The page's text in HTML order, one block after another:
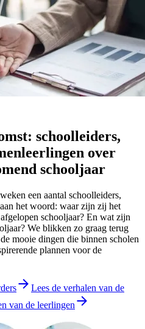
schoolleiders,
over
schooljaar
een aantal schoolleiders,
het woord: waar zijn zij het
schooljaar? En wat zijn
We blikken zo graag terug
mooie dingen die binnen scholen
plannen voor de
Lees de verhalen van de
van de leerlingen